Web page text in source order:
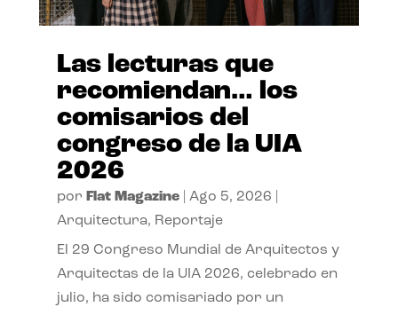
Las lecturas que
recomiendan… los
comisarios del
congreso de la UIA
2026
por Flat Magazine| Ago 5, 2026
Arquitectura, Reportaje
El 29 Congreso Mundial de Arquitectos y
Arquitectas de la UIA 2026, celebrado en
julio, ha sido comisariado por un